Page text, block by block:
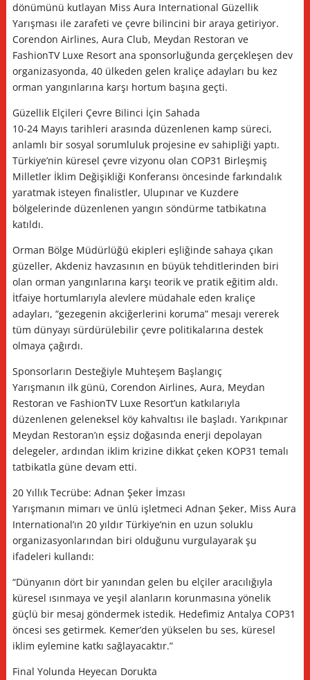
dönümünü kutlayan Miss Aura International Güzellik
Yarışması ile zarafeti ve çevre bilincini bir araya getiriyor.
Corendon Airlines, Aura Club, Meydan Restoran ve
FashionTV Luxe Resort ana sponsorluğunda gerçekleşen dev
organizasyonda, 40 ülkeden gelen kraliçe adayları bu kez
orman yangınlarına karşı hortum başına geçti.
Güzellik Elçileri Çevre Bilinci İçin Sahada
10-24 Mayıs tarihleri arasında düzenlenen kamp süreci,
anlamlı bir sosyal sorumluluk projesine ev sahipliği yaptı.
Türkiye’nin küresel çevre vizyonu olan COP31 Birleşmiş
Milletler İklim Değişikliği Konferansı öncesinde farkındalık
yaratmak isteyen finalistler, Ulupınar ve Kuzdere
bölgelerinde düzenlenen yangın söndürme tatbikatına
katıldı.
Orman Bölge Müdürlüğü ekipleri eşliğinde sahaya çıkan
güzeller, Akdeniz havzasının en büyük tehditlerinden biri
olan orman yangınlarına karşı teorik ve pratik eğitim aldı.
İtfaiye hortumlarıyla alevlere müdahale eden kraliçe
adayları, “gezegenin akciğerlerini koruma” mesajı vererek
tüm dünyayı sürdürülebilir çevre politikalarına destek
olmaya çağırdı.
Sponsorların Desteğiyle Muhteşem Başlangıç
Yarışmanın ilk günü, Corendon Airlines, Aura, Meydan
Restoran ve FashionTV Luxe Resort’un katkılarıyla
düzenlenen geleneksel köy kahvaltısı ile başladı. Yarıkpınar
Meydan Restoran’ın eşsiz doğasında enerji depolayan
delegeler, ardından iklim krizine dikkat çeken KOP31 temalı
tatbikatla güne devam etti.
20 Yıllık Tecrübe: Adnan Şeker İmzası
Yarışmanın mimarı ve ünlü işletmeci Adnan Şeker, Miss Aura
International’ın 20 yıldır Türkiye’nin en uzun soluklu
organizasyonlarından biri olduğunu vurgulayarak şu
ifadeleri kullandı:
“Dünyanın dört bir yanından gelen bu elçiler aracılığıyla
küresel ısınmaya ve yeşil alanların korunmasına yönelik
güçlü bir mesaj göndermek istedik. Hedefimiz Antalya COP31
öncesi ses getirmek. Kemer’den yükselen bu ses, küresel
iklim eylemine katkı sağlayacaktır.”
Final Yolunda Heyecan Dorukta